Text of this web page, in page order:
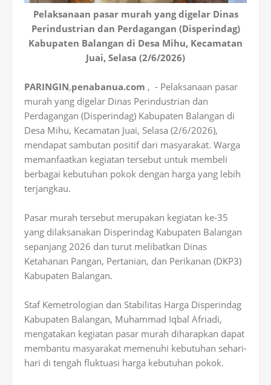
Pelaksanaan pasar murah yang digelar Dinas
Perindustrian dan Perdagangan (Disperindag)
Kabupaten Balangan di Desa Mihu, Kecamatan
Juai, Selasa (2/6/2026)
PARINGIN,penabanua.com , - Pelaksanaan pasar
murah yang digelar Dinas Perindustrian dan
Perdagangan (Disperindag) Kabupaten Balangan di
Desa Mihu, Kecamatan Juai, Selasa (2/6/2026),
mendapat sambutan positif dari masyarakat. Warga
memanfaatkan kegiatan tersebut untuk membeli
berbagai kebutuhan pokok dengan harga yang lebih
terjangkau.
Pasar murah tersebut merupakan kegiatan ke-35
yang dilaksanakan Disperindag Kabupaten Balangan
sepanjang 2026 dan turut melibatkan Dinas
Ketahanan Pangan, Pertanian, dan Perikanan (DKP3)
Kabupaten Balangan.
Staf Kemetrologian dan Stabilitas Harga Disperindag
Kabupaten Balangan, Muhammad Iqbal Afriadi,
mengatakan kegiatan pasar murah diharapkan dapat
membantu masyarakat memenuhi kebutuhan sehari-
hari di tengah fluktuasi harga kebutuhan pokok.